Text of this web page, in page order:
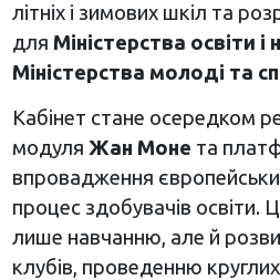
літніх і зимових шкіл та
для Міністерства освіти і
Міністерства молоді та
Кабінет стане осередком
модуля Жан Моне та
впровадження
процес здобувачів освіти.
лише навчанню, але й
клубів, проведенню